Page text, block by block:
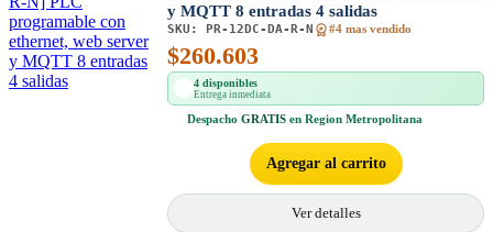
y MQTT 8 entradas 4 salidas
SKU: PR-12DC-DA-R-N #4 mas vendido
$260.603
4 disponibles
Entrega inmediata
Despacho GRATIS en Region Metropolitana
Agregar al carrito
Ver detalles